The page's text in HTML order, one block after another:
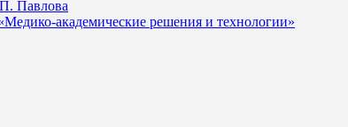
Павлова
академические решения и технологии»